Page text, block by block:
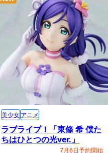
ラブライブ！「東條 希 僕た
ちはひとつの光ver.」
7月6日予約開始
美少女アニメ